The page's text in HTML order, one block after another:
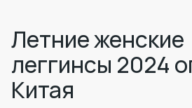
Летние женские
леггинсы 2024
Китая